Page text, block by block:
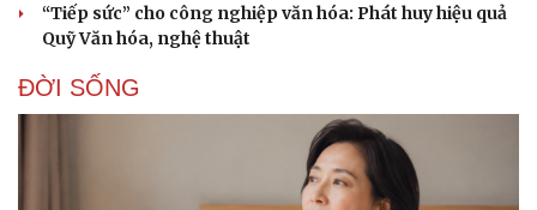
“Tiếp sức” cho công nghiệp văn hóa: Phát huy hiệu quả
Quỹ Văn hóa, nghệ thuật
ĐỜI SỐNG